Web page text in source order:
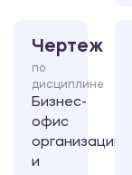
Чертеж
по
дисциплине
Бизнес-
офис
организации
и